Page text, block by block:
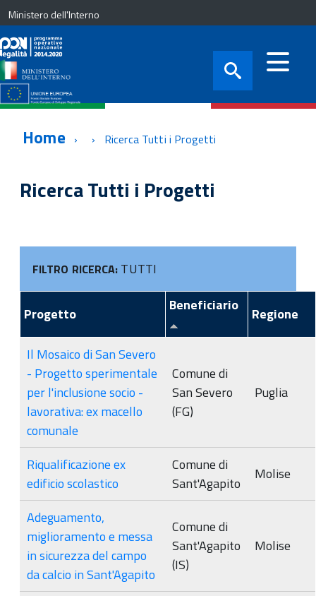
Ministero dell'Interno
Home Ricerca Tutti i Progetti
Ricerca Tutti i Progetti
FILTRO RICERCA: TUTTI
Progetto Beneficiario Regione
Il Mosaico di San Severo
- Progetto sperimentale
per l'inclusione socio -
lavorativa: ex macello
comunale
Comune di
San Severo
(FG)
Puglia
Riqualificazione ex
edificio scolastico
Comune di
Sant'Agapito
Molise
Adeguamento,
miglioramento e messa
in sicurezza del campo
da calcio in Sant'Agapito
Comune di
Sant'Agapito
(IS)
Molise